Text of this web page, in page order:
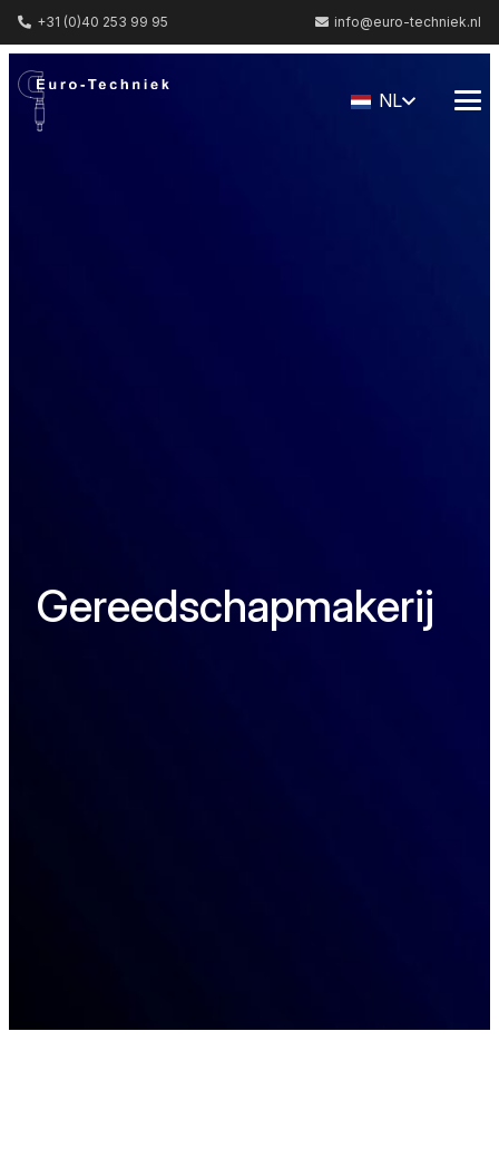
+31 (0)40 253 99 95 info@euro-techniek.nl
NL
Gereedschapmakerij